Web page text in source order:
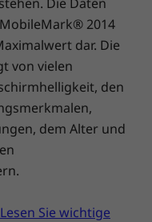
2 Stunden*
und
3.0-Anschluss
Ihre Zeit optimal.
2014
dar. Die
von vielen
den
dem Alter und
Lesen Sie wichtige